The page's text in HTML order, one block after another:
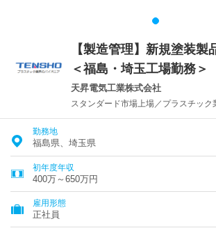
【製造管理】新規塗装製
＜福島・埼玉工場勤務＞
天昇電気工業株式会社
スタンダード市場上場／プラスチッ
勤務地
福島県、埼玉県
初年度年収
400万～650万円
雇用形態
正社員